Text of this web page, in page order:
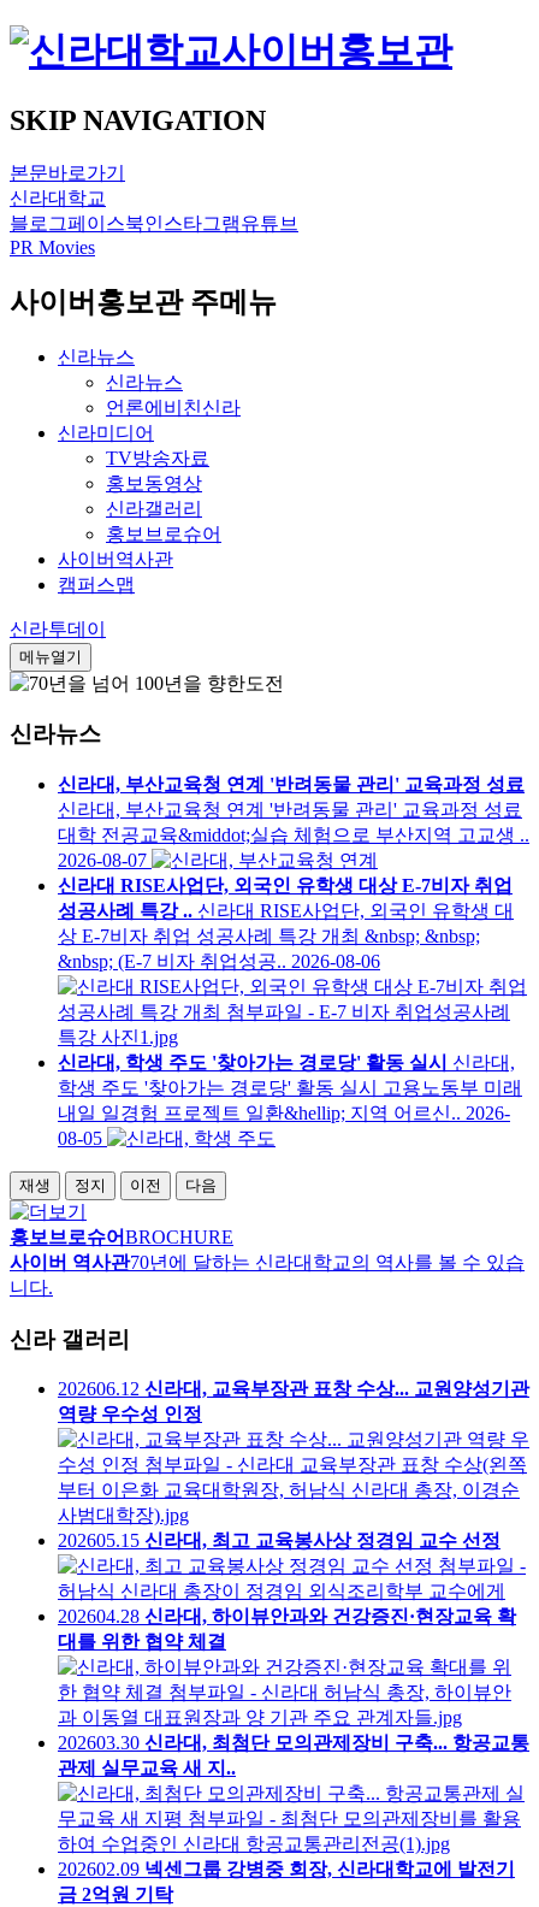
사이버홍보관
SKIP NAVIGATION
본문바로가기
신라대학교
블로그페이스북인스타그램유튜브
PR Movies
사이버홍보관 주메뉴
신라뉴스
신라뉴스
언론에비친신라
신라미디어
TV방송자료
홍보동영상
신라갤러리
홍보브로슈어
사이버역사관
캠퍼스맵
신라투데이
메뉴열기
신라뉴스
신라대, 부산교육청 연계 '반려동물 관리' 교육과정 성료
신라대, 부산교육청 연계 '반려동물 관리' 교육과정 성료
대학 전공교육&middot;실습 체험으로 부산지역 고교생 ..
2026-08-07
신라대 RISE사업단, 외국인 유학생 대상 E-7비자 취업
성공사례 특강 .. 신라대 RISE사업단, 외국인 유학생 대
상 E-7비자 취업 성공사례 특강 개최 &nbsp; &nbsp;
&nbsp; (E-7 비자 취업성공.. 2026-08-06
신라대, 학생 주도 '찾아가는 경로당' 활동 실시
신라대,
학생 주도 '찾아가는 경로당' 활동 실시 고용노동부 미래
내일 일경험 프로젝트 일환&hellip; 지역 어르신.. 2026-
08-05
재생 정지 이전 다음
홍보브로슈어BROCHURE
사이버 역사관70년에 달하는 신라대학교의 역사를 볼 수 있습
니다.
신라 갤러리
202606.12 신라대, 교육부장관 표창 수상... 교원양성기관
역량 우수성 인정
202605.15 신라대, 최고 교육봉사상 정경임 교수 선정
202604.28 신라대, 하이뷰안과와 건강증진·현장교육 확
대를 위한 협약 체결
202603.30 신라대, 최첨단 모의관제장비 구축... 항공교통
관제 실무교육 새 지..
202602.09 넥센그룹 강병중 회장, 신라대학교에 발전기
금 2억원 기탁